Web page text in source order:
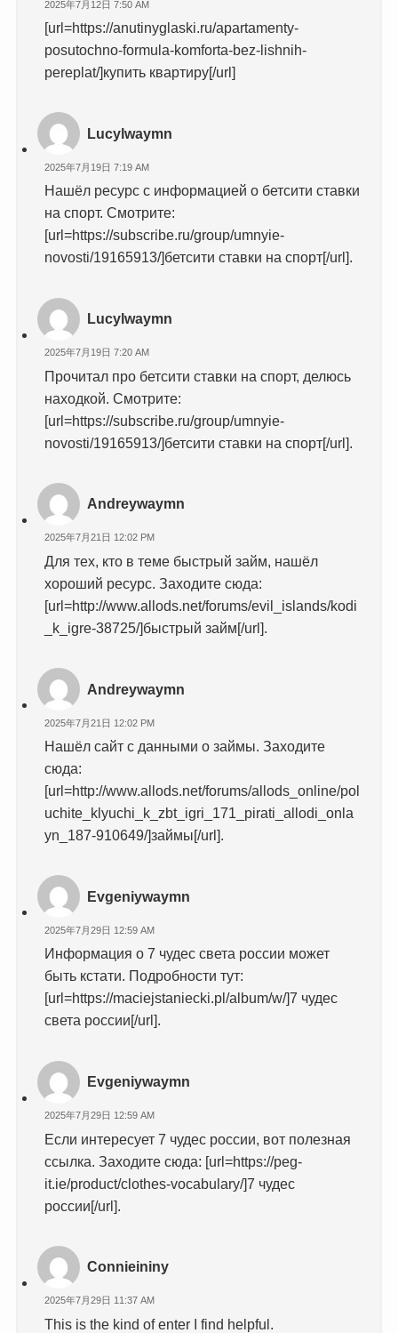
2025年7月12日 7:50 AM
[url=https://anutinyglaski.ru/apartamenty-
posutochno-formula-komforta-bez-lishnih-
pereplat/]купить квартиру[/url]
Lucylwaymn
2025年7月19日 7:19 AM
Нашёл ресурс с информацией о бетсити ставки
на спорт. Смотрите:
[url=https://subscribe.ru/group/umnyie-
novosti/19165913/]бетсити ставки на спорт[/url].
Lucylwaymn
2025年7月19日 7:20 AM
Прочитал про бетсити ставки на спорт, делюсь
находкой. Смотрите:
[url=https://subscribe.ru/group/umnyie-
novosti/19165913/]бетсити ставки на спорт[/url].
Andreywaymn
2025年7月21日 12:02 PM
Для тех, кто в теме быстрый займ, нашёл
хороший ресурс. Заходите сюда:
[url=http://www.allods.net/forums/evil_islands/kodi
_k_igre-38725/]быстрый займ[/url].
Andreywaymn
2025年7月21日 12:02 PM
Нашёл сайт с данными о займы. Заходите
сюда:
[url=http://www.allods.net/forums/allods_online/pol
uchite_klyuchi_k_zbt_igri_171_pirati_allodi_onla
yn_187-910649/]займы[/url].
Evgeniywaymn
2025年7月29日 12:59 AM
Информация о 7 чудес света россии может
быть кстати. Подробности тут:
[url=https://maciejstaniecki.pl/album/w/]7 чудес
света россии[/url].
Evgeniywaymn
2025年7月29日 12:59 AM
Если интересует 7 чудес россии, вот полезная
ссылка. Заходите сюда: [url=https://peg-
it.ie/product/clothes-vocabulary/]7 чудес
россии[/url].
Connieininy
2025年7月29日 11:37 AM
This is the kind of enter I find helpful.